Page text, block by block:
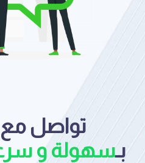
تواصل
بـسهولة و